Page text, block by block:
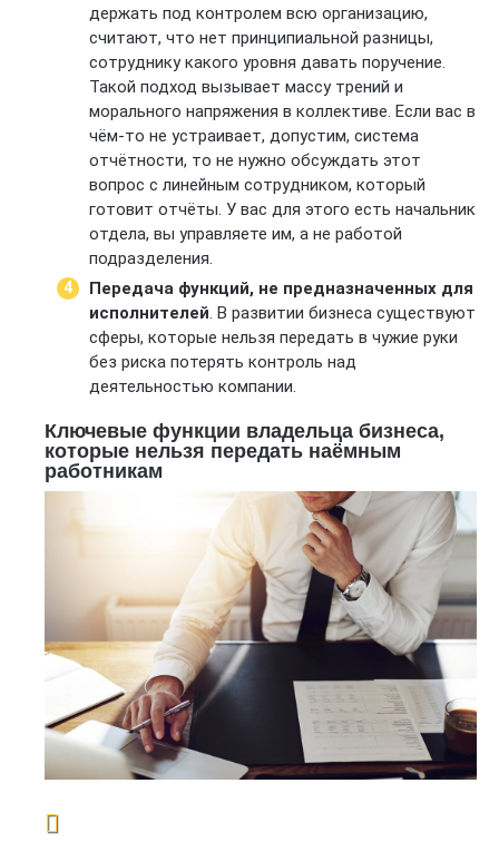
держать под контролем всю организацию,
считают, что нет принципиальной разницы,
сотруднику какого уровня давать поручение.
Такой подход вызывает массу трений и
морального напряжения в коллективе. Если вас в
чём-то не устраивает, допустим, система
отчётности, то не нужно обсуждать этот
вопрос с линейным сотрудником, который
готовит отчёты. У вас для этого есть начальник
отдела, вы управляете им, а не работой
подразделения.
Передача функций, не предназначенных для
исполнителей. В развитии бизнеса существуют
сферы, которые нельзя передать в чужие руки
без риска потерять контроль над
деятельностью компании.
Ключевые функции владельца бизнеса,
которые нельзя передать наёмным
работникам